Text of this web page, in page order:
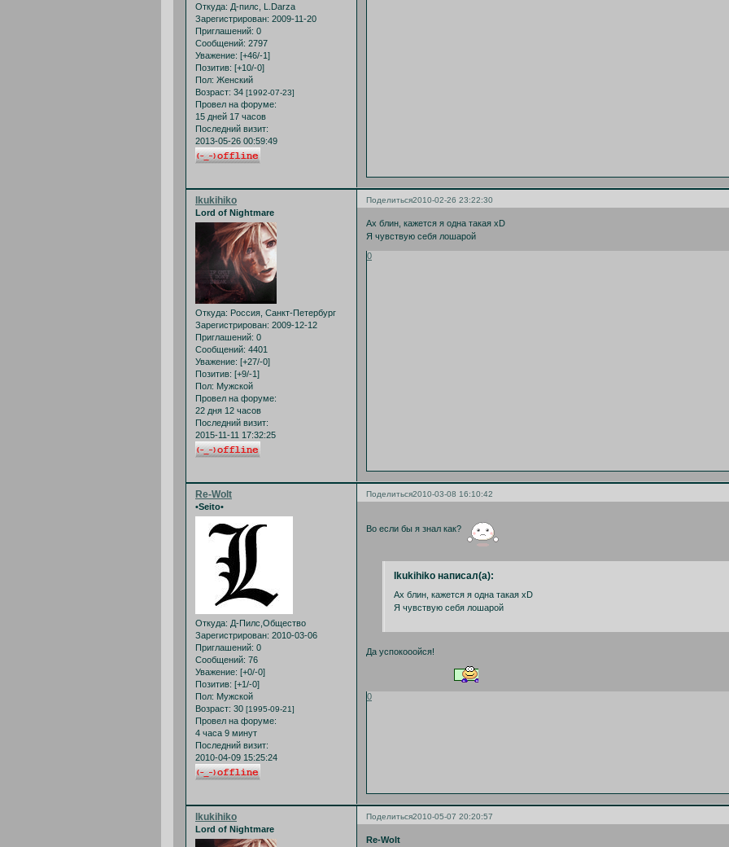
Откуда: Д-пилс, L.Darza
Зарегистрирован: 2009-11-20
Приглашений: 0
Сообщений: 2797
Уважение: [+46/-1]
Позитив: [+10/-0]
Пол: Женский
Возраст: 34 [1992-07-23]
Провел на форуме:
15 дней 17 часов
Последний визит:
2013-05-26 00:59:49
Поделиться2010-02-26 23:22:30
Ikukihiko
Lord of Nightmare
Откуда: Россия, Санкт-Петербург
Зарегистрирован: 2009-12-12
Приглашений: 0
Сообщений: 4401
Уважение: [+27/-0]
Позитив: [+9/-1]
Пол: Мужской
Провел на форуме:
22 дня 12 часов
Последний визит:
2015-11-11 17:32:25
Ах блин, кажется я одна такая xD
Я чувствую себя лошарой
0
Поделиться2010-03-08 16:10:42
Re-Wolt
•Seito•
Откуда: Д-Пилс,Общество
Зарегистрирован: 2010-03-06
Приглашений: 0
Сообщений: 76
Уважение: [+0/-0]
Позитив: [+1/-0]
Пол: Мужской
Возраст: 30 [1995-09-21]
Провел на форуме:
4 часа 9 минут
Последний визит:
2010-04-09 15:25:24
Во если бы я знал как?
Ikukihiko написал(а):
Ах блин, кажется я одна такая xD
Я чувствую себя лошарой
Да успокооойся!
0
Поделиться2010-05-07 20:20:57
Ikukihiko
Lord of Nightmare
Re-Wolt